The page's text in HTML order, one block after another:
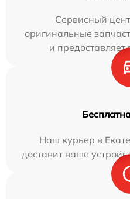
Сервисный
оригинальные
и предоставляет
Наш курьер в
доставит ваше